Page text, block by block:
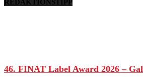
REDAKTIONSTIPP
46. FINAT Label Award 2026 –